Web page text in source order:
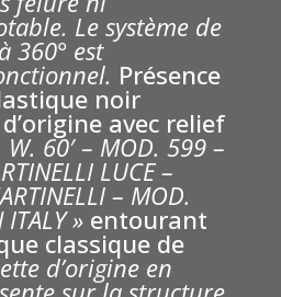
Le système de
360° est
Présence
noir
avec relief
W. 60′ – MOD. 599 –
LUCE –
– MOD.
»entourant
classique de
d’origine en